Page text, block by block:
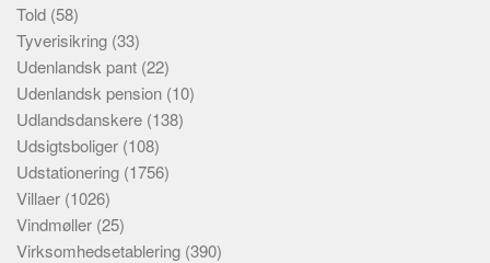
Told (58)
Tyverisikring (33)
Udenlandsk pant (22)
Udenlandsk pension (10)
Udlandsdanskere (138)
Udsigtsboliger (108)
Udstationering (1756)
Villaer (1026)
Vindmøller (25)
Virksomhedsetablering (390)